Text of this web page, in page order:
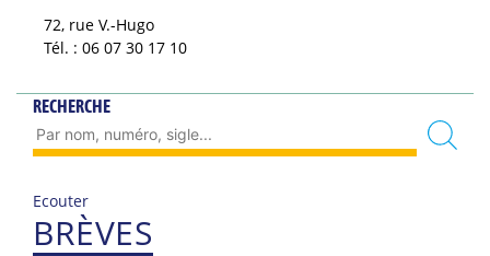
72, rue V.-Hugo
Tél. : 06 07 30 17 10
RECHERCHE
Ecouter
BRÈVES